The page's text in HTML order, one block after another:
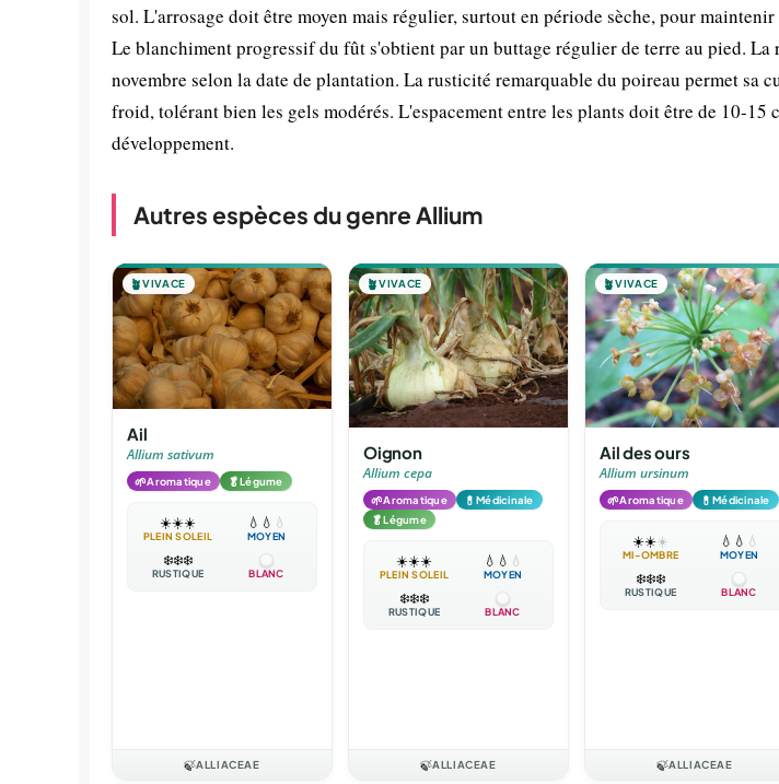
sol. L'arrosage doit être moyen mais régulier, surtout en période sèche, pour
Le blanchiment progressif du fût s'obtient par un buttage régulier de terre au pied. La
novembre selon la date de plantation. La rusticité remarquable du poireau permet sa
froid, tolérant bien les gels modérés. L'espacement entre les plants doit être de 10-15
développement.
Autres espèces du genre Allium
🪴VIVACE
Ail
Allium sativum
🌱Aromatique 🥬Légume
☀️☀️☀️
PLEIN SOLEIL
💧 💧 💧
MOYEN
❄️❄️❄️
RUSTIQUE BLANC
🍃ALLIACEAE
🪴VIVACE
Oignon
Allium cepa
🌱Aromatique 💊 Médicinale
🥬Légume
☀️☀️☀️
PLEIN SOLEIL
💧 💧 💧
MOYEN
❄️❄️❄️
RUSTIQUE BLANC
🍃ALLIACEAE
🪴VIVACE
Ail des ours
Allium ursinum
🌱Aromatique 💊 Médicinale
☀️☀️☀️
MI-OMBRE
💧 💧 💧
MOYEN
❄️❄️❄️
RUSTIQUE BLANC
🍃ALLIACEAE